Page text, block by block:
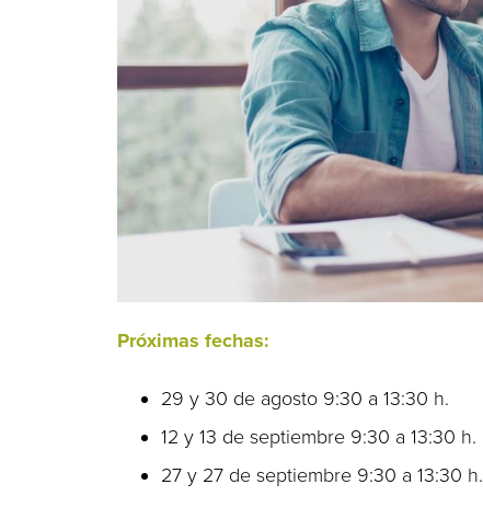
Próximas fechas:
29 y 30 de agosto 9:30 a 13:30 h.
12 y 13 de septiembre 9:30 a 13:30 h.
27 y 27 de septiembre 9:30 a 13:30 h.